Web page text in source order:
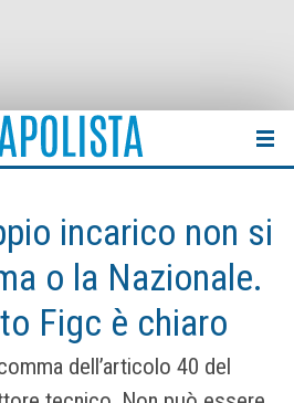
incarico non si
o la Nazionale.
Figc è chiaro
dell’articolo 40 del